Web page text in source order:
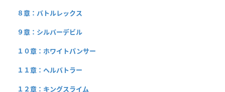
８章：バトルレックス
９章：シルバーデビル
１０章：ホワイトパンサー
１１章：ヘルバトラー
１２章：キングスライム